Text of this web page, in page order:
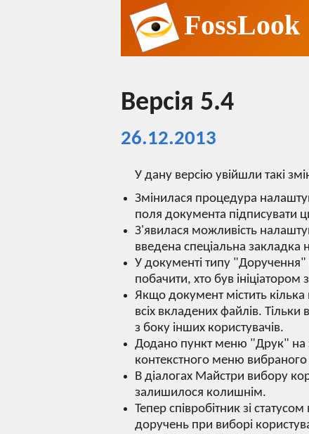
FossLook
Версія 5.4
26.12.2013
У дану версію увійшли такі
Змінилася процедура
поля документа підписувати
З'явилася можливість
введена спеціальна
У документі типу
побачити, хто був
Якщо документ містить
всіх вкладених файлів.
з боку інших користувачів.
Додано пункт меню "Друк" на
контекстного меню
В діалогах Майстри вибору
залишилося колишнім.
Тепер співробітник зі
доручень при виборі